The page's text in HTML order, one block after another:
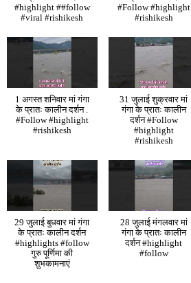
#highlight ##follow
#viral #rishikesh
#Follow #highlight
#rishikesh
1 अगस्त शनिवार मां गंगा
के प्रातः कालीन दर्शन .
#Follow #highlight
#rishikesh
31 जुलाई शुक्रवार मां
गंगा के प्रातः कालीन
दर्शन #Follow
#highlight
#rishikesh
29 जुलाई बुधवार मां गंगा
के प्रातः कालीन दर्शन
#highlights #follow
गुरु पूर्णिमा की
शुभकामनाएं
28 जुलाई मंगलवार मां
गंगा के प्रातः कालीन
दर्शन #highlight
#follow